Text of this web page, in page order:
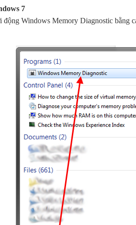
7
Windows Memory Diagnostic bằng